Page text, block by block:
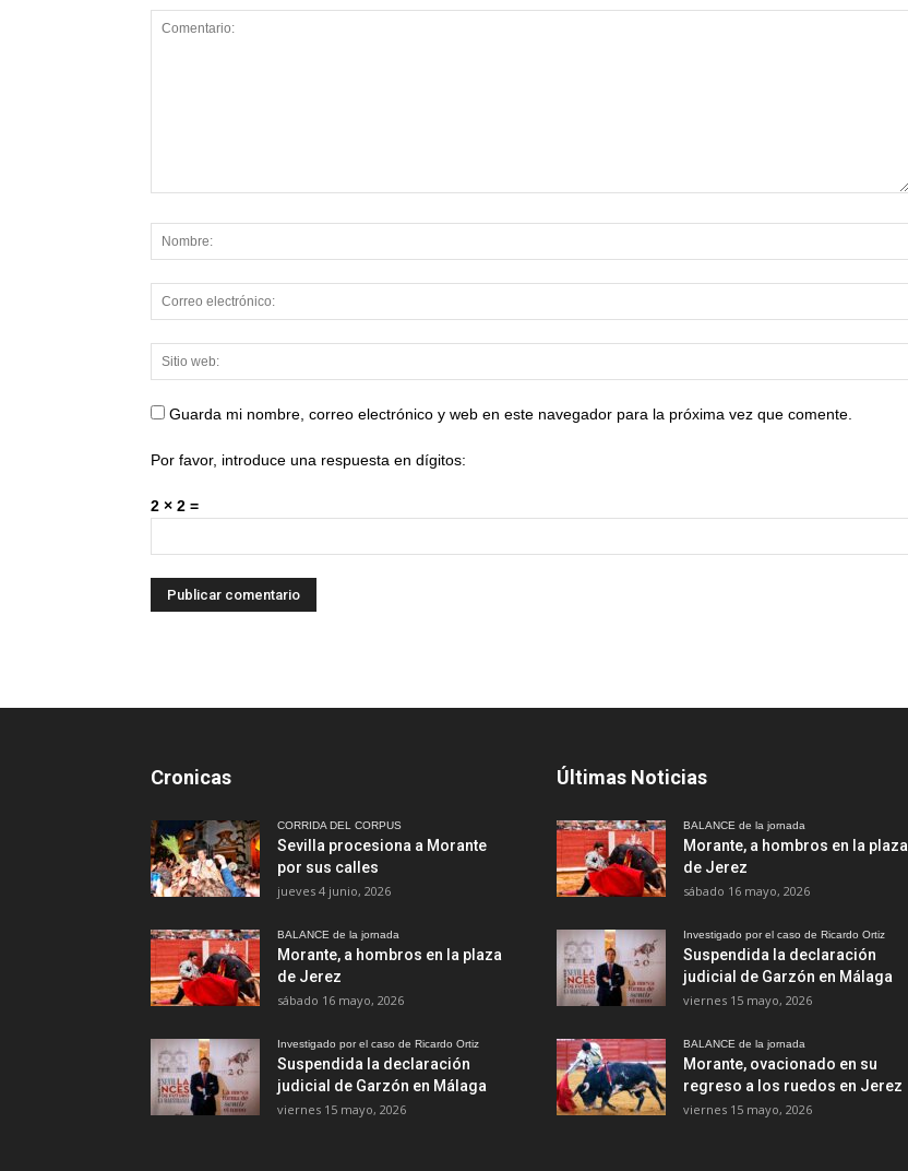
Guarda mi nombre, correo electrónico y web en este navegador para la próxima vez que comente.
Por favor, introduce una respuesta en dígitos:
2 × 2 =
Cronicas
CORRIDA DEL CORPUS
Sevilla procesiona a Morante
por sus calles
jueves 4 junio, 2026
BALANCE de la jornada
Morante, a hombros en la plaza
de Jerez
sábado 16 mayo, 2026
Investigado por el caso de Ricardo Ortiz
Suspendida la declaración
judicial de Garzón en Málaga
viernes 15 mayo, 2026
Últimas Noticias
BALANCE de la jornada
Morante, a hombros en la plaza
de Jerez
sábado 16 mayo, 2026
Investigado por el caso de Ricardo Ortiz
Suspendida la declaración
judicial de Garzón en Málaga
viernes 15 mayo, 2026
BALANCE de la jornada
Morante, ovacionado en su
regreso a los ruedos en Jerez
viernes 15 mayo, 2026